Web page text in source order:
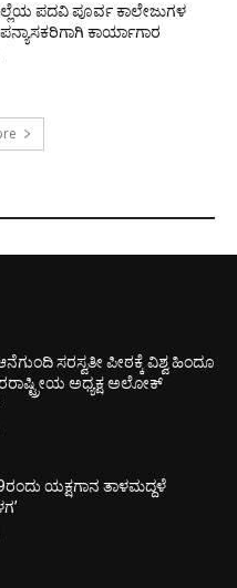
ಪದವಿ ಪೂರ್ವ ಕಾಲೇಜುಗಳ
ಕಾರ್ಯಾಗಾರ
ಸರಸ್ವತೀ ಪೀಠಕ್ಕೆ ವಿಶ್ವ ಹಿಂದೂ
ಅಧ್ಯಕ್ಷ ಅಲೋಕ್
ಯಕ್ಷಗಾನ ತಾಳಮದ್ದಳೆ